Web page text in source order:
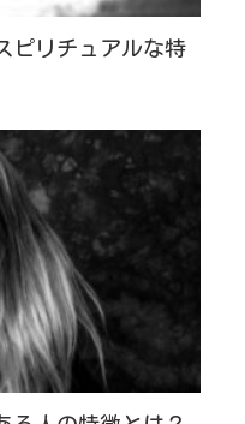
ピリチュアルな特